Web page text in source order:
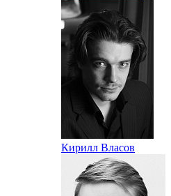
Кирилл Власов